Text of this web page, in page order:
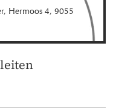
Hermoos 4, 9055
weiterleiten
Seite kopieren